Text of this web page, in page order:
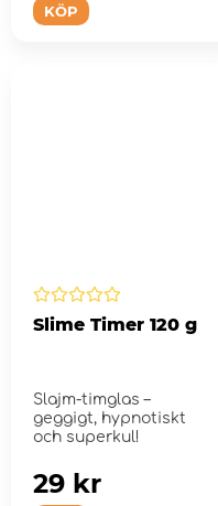
KÖP
Slime Timer 120 g
Slajm-timglas –
geggigt, hypnotiskt
och superkul!
29 kr